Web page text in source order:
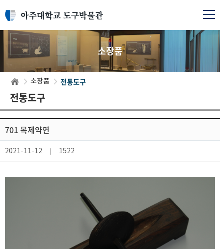
소장품
소장품 전통도구
전통도구
701 목제약연
2021-11-12 1522